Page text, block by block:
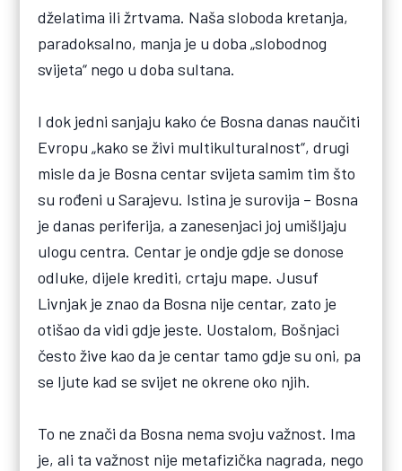
dželatima ili žrtvama. Naša sloboda kretanja,
paradoksalno, manja je u doba „slobodnog
svijeta“ nego u doba sultana.
I dok jedni sanjaju kako će Bosna danas naučiti
Evropu „kako se živi multikulturalnost“, drugi
misle da je Bosna centar svijeta samim tim što
su rođeni u Sarajevu. Istina je surovija – Bosna
je danas periferija, a zanesenjaci joj umišljaju
ulogu centra. Centar je ondje gdje se donose
odluke, dijele krediti, crtaju mape. Jusuf
Livnjak je znao da Bosna nije centar, zato je
otišao da vidi gdje jeste. Uostalom, Bošnjaci
često žive kao da je centar tamo gdje su oni, pa
se ljute kad se svijet ne okrene oko njih.
To ne znači da Bosna nema svoju važnost. Ima
je, ali ta važnost nije metafizička nagrada, nego